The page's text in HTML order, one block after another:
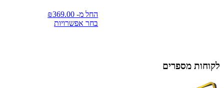
החל מ- ₪369.00
בחר אפשרויות
לקוחות מספרים